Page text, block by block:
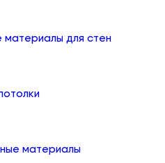
для стен
материалы